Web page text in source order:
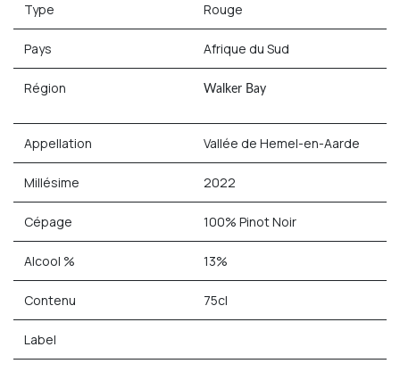
Type Rouge
Pays Afrique du Sud
Région Walker Bay
Appellation Vallée de Hemel-en-Aarde
Millésime 2022
Cépage 100% Pinot Noir
Alcool % 13%
Contenu 75cl
Label